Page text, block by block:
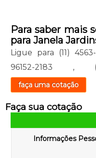
Para saber mais
para Janela
Ligue para (11)
96152-2183
,
faça uma cotação
Faça sua cotação
Informações